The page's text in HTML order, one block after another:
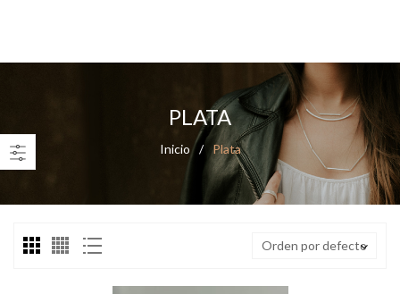
PLATA
Inicio / Plata
Orden por defecto